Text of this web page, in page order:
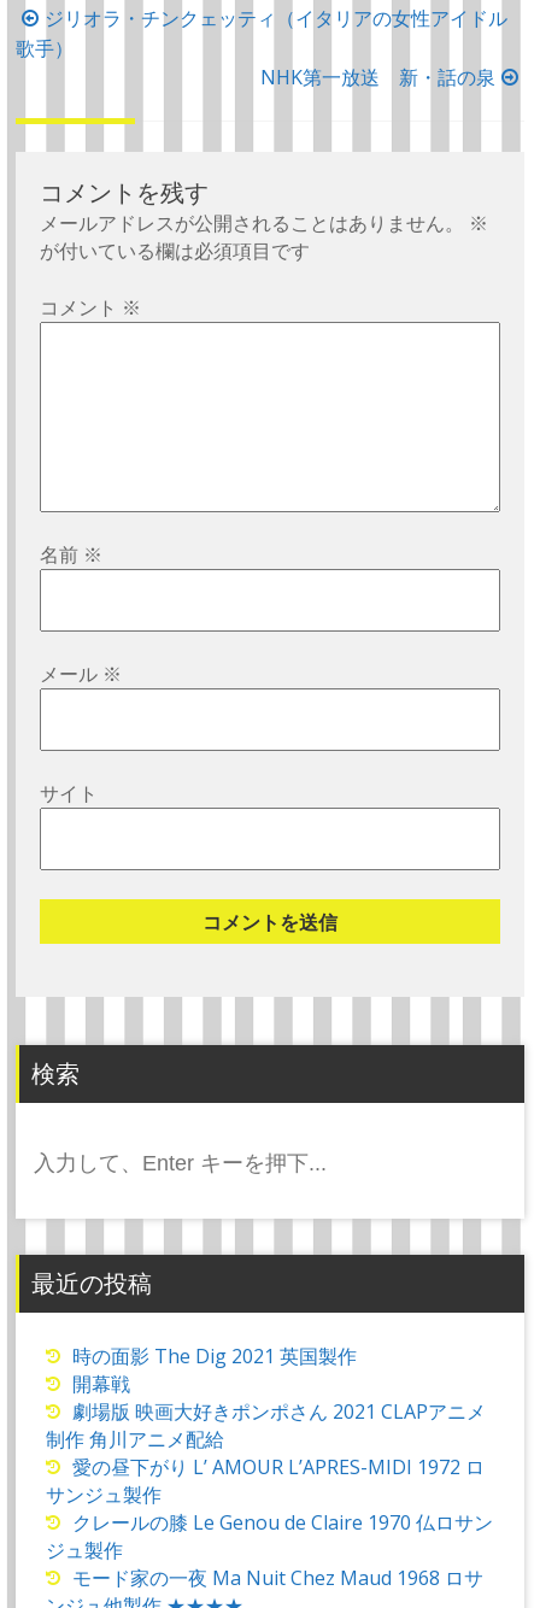
投
稿
ビ
ゲ
ジリオラ・チンクェッティ（イタリアの女性アイドル
歌手）
NHK第一放送 新・話の泉
コメントを残す
メールアドレスが公開されることはありません。
※
が付いている欄は必須項目です
コメント ※
名前 ※
メール ※
サイト
検索
索:
最近の投稿
時の面影 The Dig 2021 英国製作
開幕戦
劇場版 映画大好きポンポさん 2021 CLAPアニメ
制作 角川アニメ配給
愛の昼下がり L’ AMOUR L’APRES-MIDI 1972 ロ
サンジュ製作
クレールの膝 Le Genou de Claire 1970 仏ロサン
ジュ製作
モード家の一夜 Ma Nuit Chez Maud 1968 ロサ